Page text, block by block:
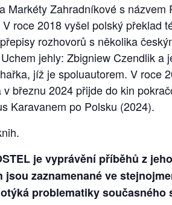
Markéty Zahradníkové s
roce 2018 vyšel polský překlad
rozhovorů s několika
jehly: Zbigniew Czendlik
jíž je spoluautorem. V roce
březnu 2024 přijde do kin
Karavanem po Polsku (2024).
je vyprávění příběhů z
zaznamenané ve
ýká problematiky současného